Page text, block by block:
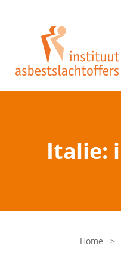
Italie:
Home >